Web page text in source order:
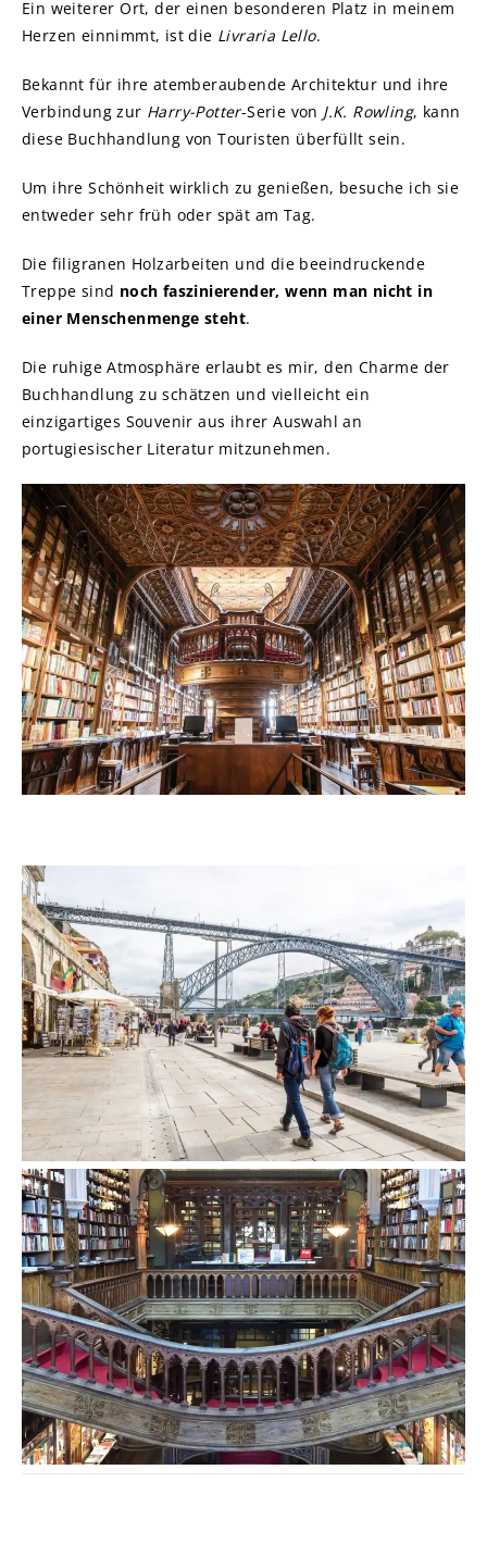
Ein weiterer Ort, der einen besonderen Platz in meinem
Herzen einnimmt, ist die Livraria Lello.
Bekannt für ihre atemberaubende Architektur und ihre
Verbindung zur Harry-Potter-Serie von J.K. Rowling, kann
diese Buchhandlung von Touristen überfüllt sein.
Um ihre Schönheit wirklich zu genießen, besuche ich sie
entweder sehr früh oder spät am Tag.
Die filigranen Holzarbeiten und die beeindruckende
Treppe sind noch faszinierender, wenn man nicht in
einer Menschenmenge steht.
Die ruhige Atmosphäre erlaubt es mir, den Charme der
Buchhandlung zu schätzen und vielleicht ein
einzigartiges Souvenir aus ihrer Auswahl an
portugiesischer Literatur mitzunehmen.